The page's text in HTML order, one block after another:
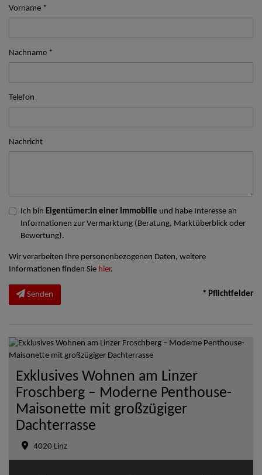
Vorname
Nachname
Telefon
Nachricht
Ich bin Eigentümer:in einer Immobilie und habe Interesse an
Informationen zur Vermarktung (Beratung, Marktüberblick oder
Bewertung).
Wir verarbeiten Ihre personenbezogenen Daten, weitere
Informationen finden Sie hier.
Senden * Pflichtfelder
Exklusives Wohnen am Linzer
Froschberg – Moderne Penthouse-
Maisonette mit großzügiger
Dachterrasse
4020 Linz